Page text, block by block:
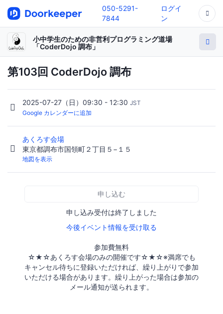
050-5291-
7844
ログイ
ン
小中学生のための非営利プログラミング道場
「CoderDojo 調布」
第103回 CoderDojo 調布
2025-07-27（日）09:30 - 12:30 JST
Google カレンダーに追加
あくろす会場
東京都調布市国領町２丁目５−１５
地図を表示
申し込む
申し込み受付は終了しました
今後イベント情報を受け取る
参加費無料
☆★☆あくろす会場のみの開催です☆★☆※満席でも
キャンセル待ちに登録いただければ、繰り上がりで参加
いただける場合があります。繰り上がった場合は参加の
メール通知が送られます。